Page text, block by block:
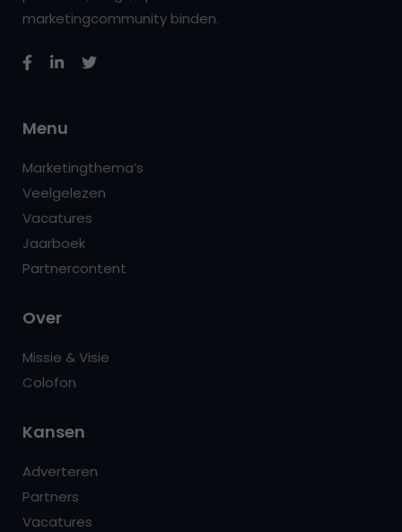
marketingcommunity binden.
Menu
Marketingthema’s
Veelgelezen
Vacatures
Jaarboek
Partnercontent
Over
Missie & Visie
Colofon
Kansen
Adverteren
Partners
Vacatures